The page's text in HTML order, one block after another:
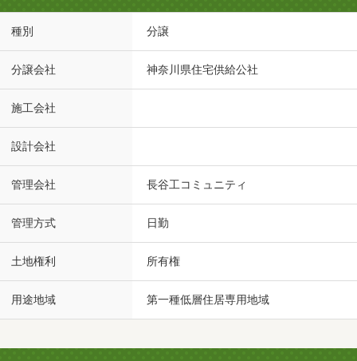
種別 分譲
分譲会社 神奈川県住宅供給公社
施工会社
設計会社
管理会社 長谷工コミュニティ
管理方式 日勤
土地権利 所有権
用途地域 第一種低層住居専用地域